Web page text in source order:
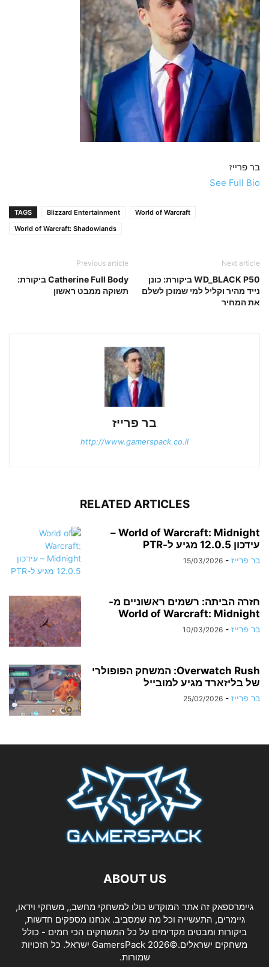
בר פרייז
See Full Bio
TAGS Blizzard Entertainment
World of Warcraft
World of Warcraft: Shadowlands
Previous article
Catherine Full Body ביקורת:
תשוקה ממבט ראשון
Next article
WD_BLACK P50 ביקורת: כונן
נייד מהיר וקליל למי שמוכן לשלם
את המחיר
בר פרייז
http://www.gamerspack.co.il
RELATED ARTICLES
World of Warcraft: Midnight –
עידכון 12.0.5 מגיע ל-PTR
בר פרייז -
15/03/2026
חזרה הביתה: רשמים ראשוניים מ-
World of Warcraft: Midnight
בר פרייז -
10/03/2026
Overwatch Rush: המשחק הפופולרי
של בליזארד מגיע למובייל
בר פרייז -
25/02/2026
ABOUT US
גיימרספאק זה אתר המוקדש כולו למשחקי מחשב,, משחקי וידאו,
גיימרים, התעשייה וכל מה שמסביב. אנחנו מספקים חדשות,
ביקורות ומבטים מקדימים על כל המשחקים הכי חמים - כולל
משחקים ישראלים.©2026 GamersPack ישראל. כל הזכויות
שמורות.